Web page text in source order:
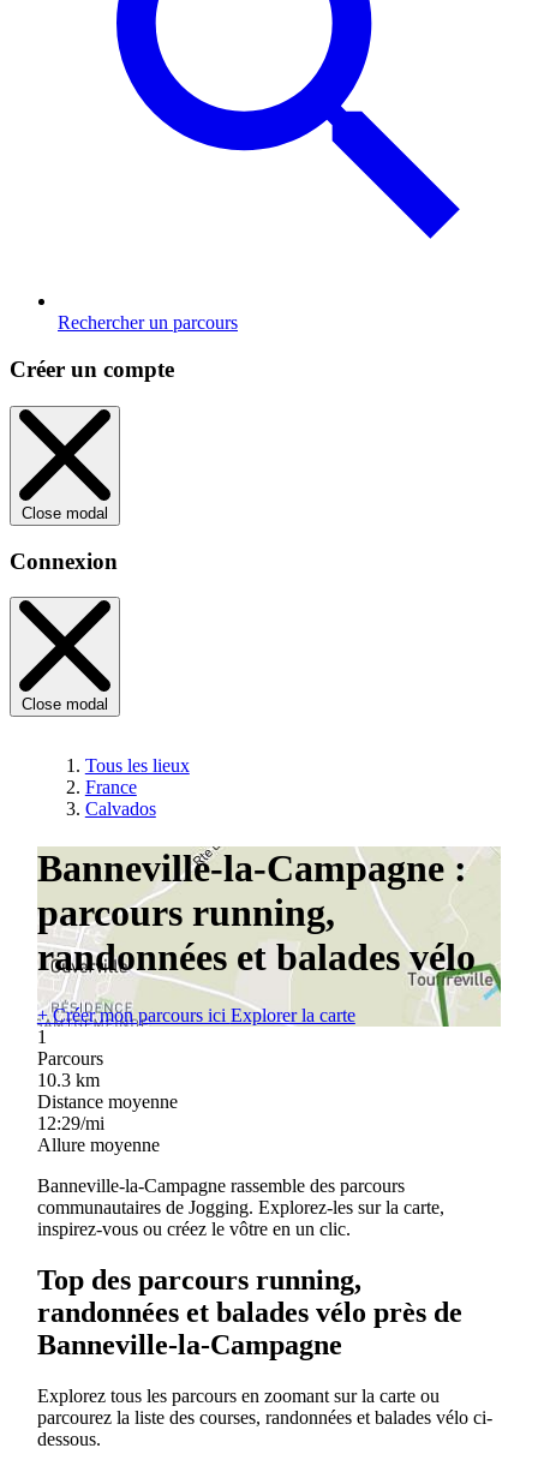
Rechercher un parcours
Créer un compte
Close modal
Connexion
Close modal
Tous les lieux
France
Calvados
Banneville-la-Campagne :
parcours running,
randonnées et balades vélo
+Créer mon parcours ici Explorer la carte
1
Parcours
10.3 km
Distance moyenne
12:29/mi
Allure moyenne
Banneville-la-Campagne rassemble des parcours
communautaires de Jogging. Explorez-les sur la carte,
inspirez-vous ou créez le vôtre en un clic.
Top des parcours running,
randonnées et balades vélo près de
Banneville-la-Campagne
Explorez tous les parcours en zoomant sur la carte ou
parcourez la liste des courses, randonnées et balades vélo ci-
dessous.